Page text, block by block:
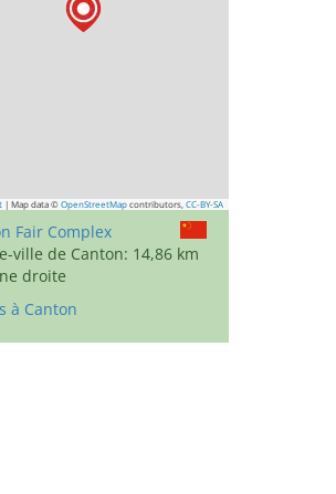
| Map data © OpenStreetMap contributors, CC-BY-SA
Fair Complex
ville de Canton: 14,86 km
droite
à Canton